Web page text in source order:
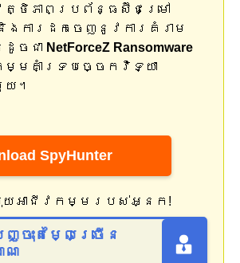
ត្ថិភាពប្រព័ន្ធស៊ីជម្រៅ
ងការដកចេញនូវការគំរាម
ដូចជា NetForceZ Ransomware
កម្មគាំទ្របច្ចេកវិទ្យា
។
SpyHunter
អាជីវកម្មរបស់អ្នក!
ះតម្លៃច្រើន
ណ